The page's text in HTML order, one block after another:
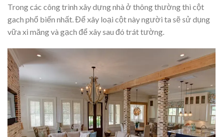
Trong các công trình xây dựng nhà ở thông thường thì cột
gach phổ biến nhất. Để xây loại cột này người ta sẽ sử dụng
vữa xi măng và gạch để xây sau đó trát tường.